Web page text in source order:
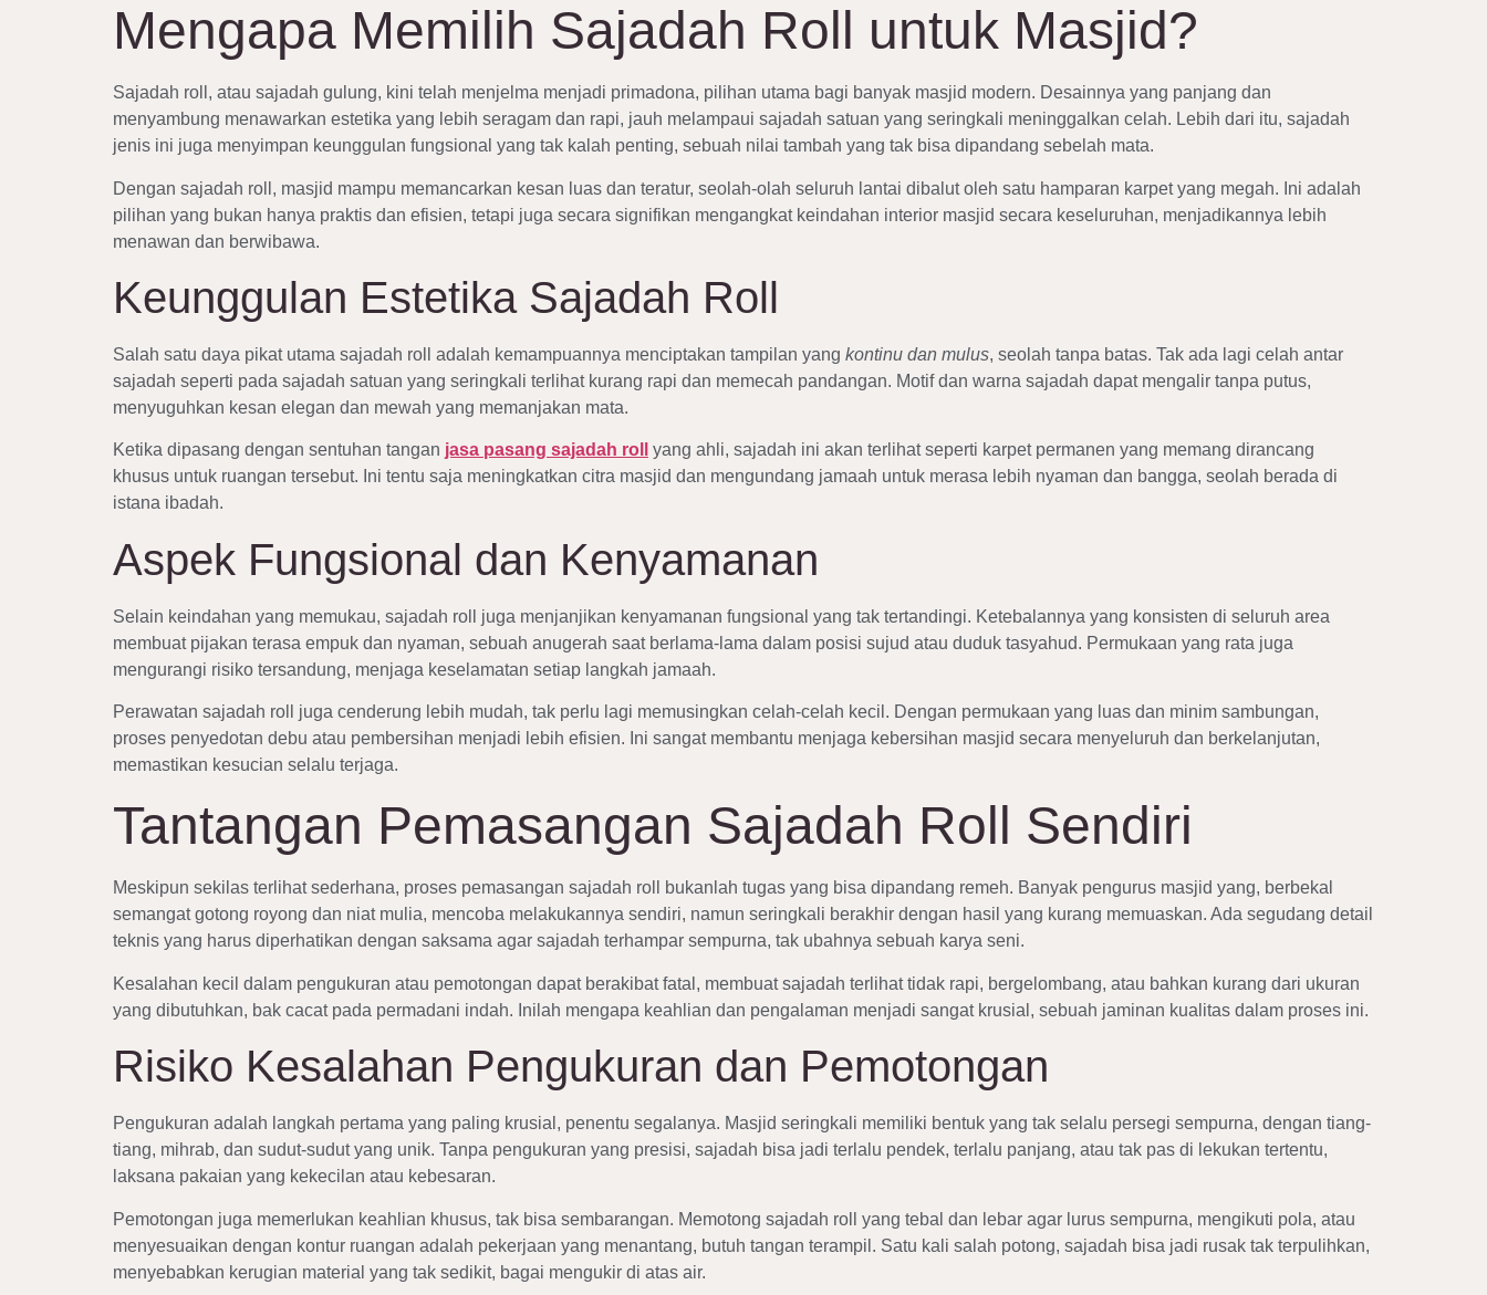
Mengapa Memilih Sajadah Roll untuk Masjid?
Sajadah roll, atau sajadah gulung, kini telah menjelma menjadi primadona, pilihan utama bagi banyak masjid modern. Desainnya yang panjang dan
menyambung menawarkan estetika yang lebih seragam dan rapi, jauh melampaui sajadah satuan yang seringkali meninggalkan celah. Lebih dari itu, sajadah
jenis ini juga menyimpan keunggulan fungsional yang tak kalah penting, sebuah nilai tambah yang tak bisa dipandang sebelah mata.
Dengan sajadah roll, masjid mampu memancarkan kesan luas dan teratur, seolah-olah seluruh lantai dibalut oleh satu hamparan karpet yang megah. Ini adalah
pilihan yang bukan hanya praktis dan efisien, tetapi juga secara signifikan mengangkat keindahan interior masjid secara keseluruhan, menjadikannya lebih
menawan dan berwibawa.
Keunggulan Estetika Sajadah Roll
Salah satu daya pikat utama sajadah roll adalah kemampuannya menciptakan tampilan yang kontinu dan mulus, seolah tanpa batas. Tak ada lagi celah antar
sajadah seperti pada sajadah satuan yang seringkali terlihat kurang rapi dan memecah pandangan. Motif dan warna sajadah dapat mengalir tanpa putus,
menyuguhkan kesan elegan dan mewah yang memanjakan mata.
Ketika dipasang dengan sentuhan tangan jasa pasang sajadah roll
yang ahli, sajadah ini akan terlihat seperti karpet permanen yang memang dirancang
khusus untuk ruangan tersebut. Ini tentu saja meningkatkan citra masjid dan mengundang jamaah untuk merasa lebih nyaman dan bangga, seolah berada di
istana ibadah.
Aspek Fungsional dan Kenyamanan
Selain keindahan yang memukau, sajadah roll juga menjanjikan kenyamanan fungsional yang tak tertandingi. Ketebalannya yang konsisten di seluruh area
membuat pijakan terasa empuk dan nyaman, sebuah anugerah saat berlama-lama dalam posisi sujud atau duduk tasyahud. Permukaan yang rata juga
mengurangi risiko tersandung, menjaga keselamatan setiap langkah jamaah.
Perawatan sajadah roll juga cenderung lebih mudah, tak perlu lagi memusingkan celah-celah kecil. Dengan permukaan yang luas dan minim sambungan,
proses penyedotan debu atau pembersihan menjadi lebih efisien. Ini sangat membantu menjaga kebersihan masjid secara menyeluruh dan berkelanjutan,
memastikan kesucian selalu terjaga.
Tantangan Pemasangan Sajadah Roll Sendiri
Meskipun sekilas terlihat sederhana, proses pemasangan sajadah roll bukanlah tugas yang bisa dipandang remeh. Banyak pengurus masjid yang, berbekal
semangat gotong royong dan niat mulia, mencoba melakukannya sendiri, namun seringkali berakhir dengan hasil yang kurang memuaskan. Ada segudang detail
teknis yang harus diperhatikan dengan saksama agar sajadah terhampar sempurna, tak ubahnya sebuah karya seni.
Kesalahan kecil dalam pengukuran atau pemotongan dapat berakibat fatal, membuat sajadah terlihat tidak rapi, bergelombang, atau bahkan kurang dari ukuran
yang dibutuhkan, bak cacat pada permadani indah. Inilah mengapa keahlian dan pengalaman menjadi sangat krusial, sebuah jaminan kualitas dalam proses ini.
Risiko Kesalahan Pengukuran dan Pemotongan
Pengukuran adalah langkah pertama yang paling krusial, penentu segalanya. Masjid seringkali memiliki bentuk yang tak selalu persegi sempurna, dengan tiang-
tiang, mihrab, dan sudut-sudut yang unik. Tanpa pengukuran yang presisi, sajadah bisa jadi terlalu pendek, terlalu panjang, atau tak pas di lekukan tertentu,
laksana pakaian yang kekecilan atau kebesaran.
Pemotongan juga memerlukan keahlian khusus, tak bisa sembarangan. Memotong sajadah roll yang tebal dan lebar agar lurus sempurna, mengikuti pola, atau
menyesuaikan dengan kontur ruangan adalah pekerjaan yang menantang, butuh tangan terampil. Satu kali salah potong, sajadah bisa jadi rusak tak terpulihkan,
menyebabkan kerugian material yang tak sedikit, bagai mengukir di atas air.